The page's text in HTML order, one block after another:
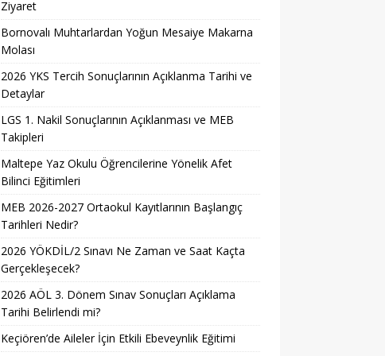
Ziyaret
Bornovalı Muhtarlardan Yoğun Mesaiye Makarna
Molası
2026 YKS Tercih Sonuçlarının Açıklanma Tarihi ve
Detaylar
LGS 1. Nakil Sonuçlarının Açıklanması ve MEB
Takipleri
Maltepe Yaz Okulu Öğrencilerine Yönelik Afet
Bilinci Eğitimleri
MEB 2026-2027 Ortaokul Kayıtlarının Başlangıç
Tarihleri Nedir?
2026 YÖKDİL/2 Sınavı Ne Zaman ve Saat Kaçta
Gerçekleşecek?
2026 AÖL 3. Dönem Sınav Sonuçları Açıklama
Tarihi Belirlendi mi?
Keçiören’de Aileler İçin Etkili Ebeveynlik Eğitimi